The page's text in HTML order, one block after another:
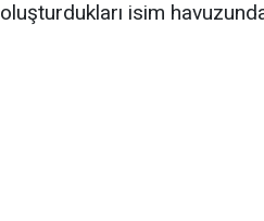
oluşturdukları isim